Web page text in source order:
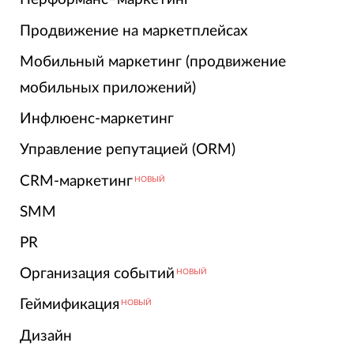
Продвижение на маркетплейсах
Мобильный маркетинг (продвижение
мобильных приложений)
Инфлюенс-маркетинг
Управление репутацией (ORM)
CRM-маркетинг НОВЫЙ
SMM
PR
Организация событий НОВЫЙ
Геймификация НОВЫЙ
Дизайн